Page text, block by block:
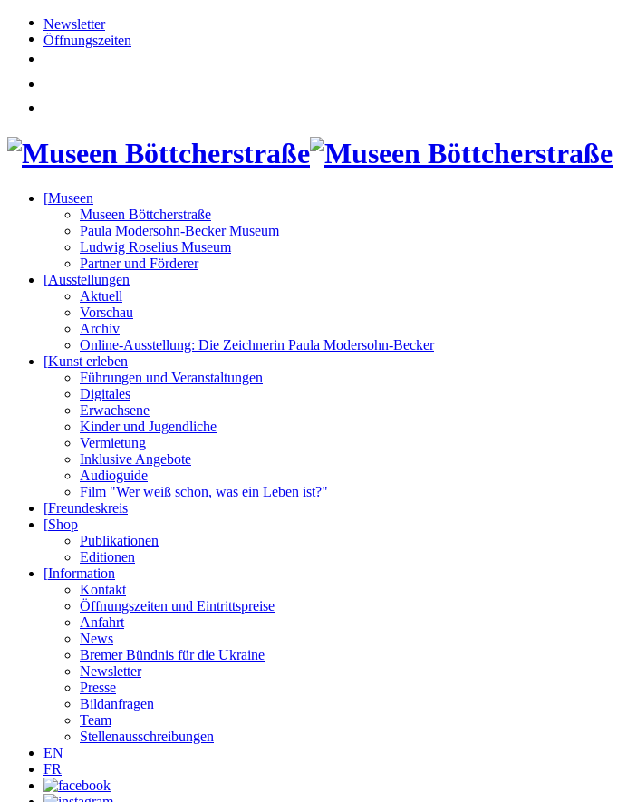
Newsletter
Öffnungszeiten
[Museen
Museen Böttcherstraße
Paula Modersohn-Becker Museum
Ludwig Roselius Museum
Partner und Förderer
[Ausstellungen
Aktuell
Vorschau
Archiv
Online-Ausstellung: Die Zeichnerin Paula Modersohn-Becker
[Kunst erleben
Führungen und Veranstaltungen
Digitales
Erwachsene
Kinder und Jugendliche
Vermietung
Inklusive Angebote
Audioguide
Film "Wer weiß schon, was ein Leben ist?"
[Freundeskreis
[Shop
Publikationen
Editionen
[Information
Kontakt
Öffnungszeiten und Eintrittspreise
Anfahrt
News
Bremer Bündnis für die Ukraine
Newsletter
Presse
Bildanfragen
Team
Stellenausschreibungen
EN
FR